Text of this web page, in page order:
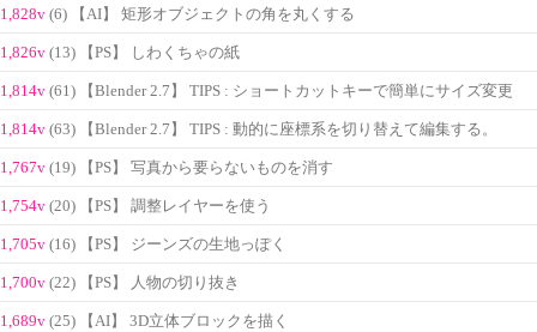
1,828v (6) 【AI】 矩形オブジェクトの角を丸くする
1,826v (13) 【PS】 しわくちゃの紙
1,814v (61) 【Blender 2.7】 TIPS : ショートカットキーで簡単にサイズ変更
1,814v (63) 【Blender 2.7】 TIPS : 動的に座標系を切り替えて編集する。
1,767v (19) 【PS】 写真から要らないものを消す
1,754v (20) 【PS】 調整レイヤーを使う
1,705v (16) 【PS】 ジーンズの生地っぽく
1,700v (22) 【PS】 人物の切り抜き
1,689v (25) 【AI】 3D立体ブロックを描く